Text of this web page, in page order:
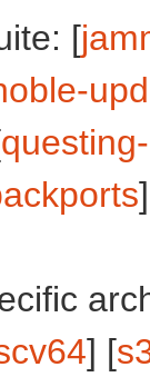
[
] [